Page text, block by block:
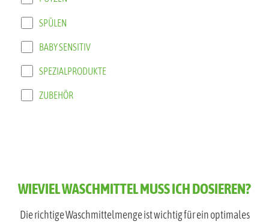
SPÜLEN
BABY SENSITIV
SPEZIALPRODUKTE
ZUBEHÖR
WIEVIEL WASCHMITTEL MUSS ICH DOSIEREN?
Die richtige Waschmittelmenge ist wichtig für ein optimales